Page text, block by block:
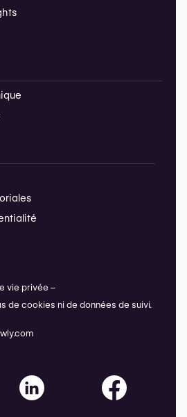
vie privée –
de cookies ni de données de suivi.